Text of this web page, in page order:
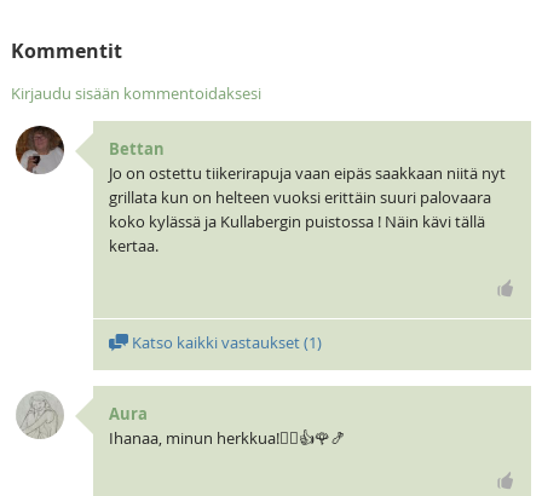
Kommentit
Kirjaudu sisään kommentoidaksesi
Bettan
Jo on ostettu tiikerirapuja vaan eipäs saakkaan niitä nyt
grillata kun on helteen vuoksi erittäin suuri palovaara
koko kylässä ja Kullabergin puistossa ! Näin kävi tällä
kertaa.
Katso kaikki vastaukset (1)
Aura
Ihanaa, minun herkkua!🧝‍♀️👍🌹🍤